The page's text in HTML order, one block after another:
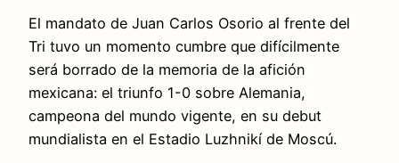
El mandato de Juan Carlos Osorio al frente del
Tri tuvo un momento cumbre que difícilmente
será borrado de la memoria de la afición
mexicana: el triunfo 1-0 sobre Alemania,
campeona del mundo vigente, en su debut
mundialista en el Estadio Luzhnikí de Moscú.